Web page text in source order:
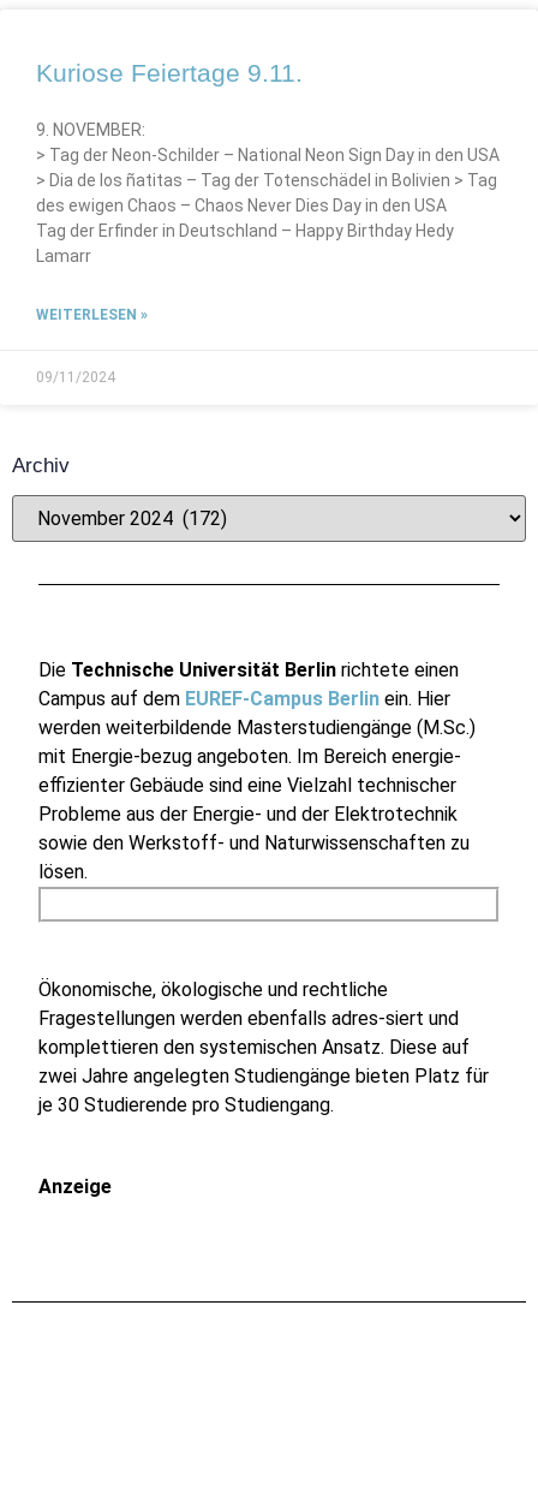
Kuriose Feiertage 9.11.
9. NOVEMBER:
> Tag der Neon-Schilder – National Neon Sign Day in den USA
> Dia de los ñatitas – Tag der Totenschädel in Bolivien > Tag
des ewigen Chaos – Chaos Never Dies Day in den USA
Tag der Erfinder in Deutschland – Happy Birthday Hedy
Lamarr
WEITERLESEN »
09/11/2024
Archiv
Die Technische Universität Berlin richtete einen
Campus auf dem EUREF-Campus Berlin ein. Hier
werden weiterbildende Masterstudiengänge (M.Sc.)
mit Energie-bezug angeboten. Im Bereich energie-
effizienter Gebäude sind eine Vielzahl technischer
Probleme aus der Energie- und der Elektrotechnik
sowie den Werkstoff- und Naturwissenschaften zu
lösen.
Ökonomische, ökologische und rechtliche
Fragestellungen werden ebenfalls adres-siert und
komplettieren den systemischen Ansatz. Diese auf
zwei Jahre angelegten Studiengänge bieten Platz für
je 30 Studierende pro Studiengang.
Anzeige